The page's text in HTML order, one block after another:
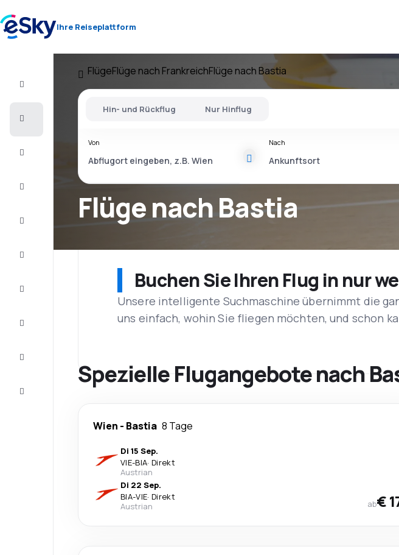
Ihre Reiseplattform
FlügeFlüge nach FrankreichFlüge nach Bastia
Flüge nach Bastia
Hin- und Rückflug Nur Hinflug
Von Nach
Buchen Sie Ihren Flug in nur
Unsere intelligente Suchmaschine übernimmt die
uns einfach, wohin Sie fliegen möchten, und schon
Spezielle Flugangebote nach
Wien - Bastia 8 Tage
Di 15 Sep.
VIE-BIA· Direkt
Austrian
Di 22 Sep.
BIA-VIE· Direkt
Austrian
ab€